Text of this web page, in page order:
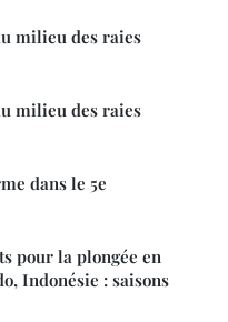
milieu des raies
milieu des raies
dans le 5e
pour la plongée en
Indonésie : saisons